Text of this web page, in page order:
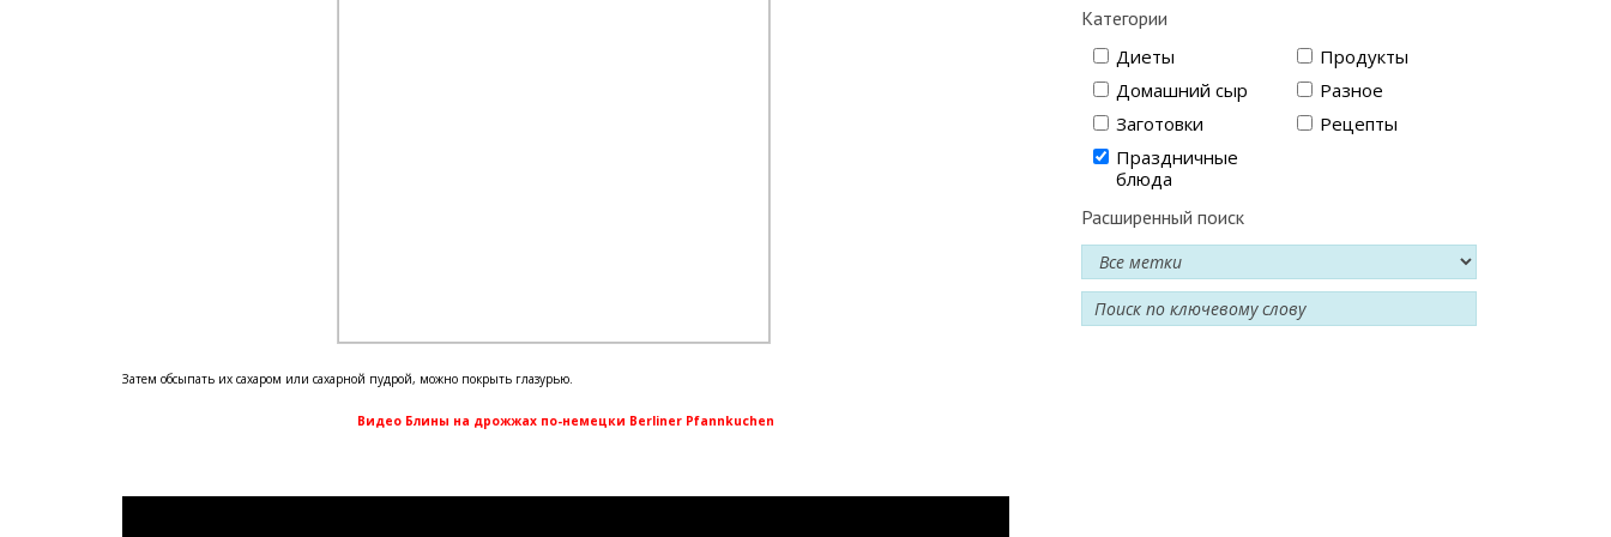
Затем обсыпать их сахаром или сахарной пудрой, можно покрыть глазурью.
Видео Блины на дрожжах по-немецки Berliner Pfannkuchen
Категории
Диеты
Домашний сыр
Заготовки
Праздничные
блюда
Продукты
Разное
Рецепты
Расширенный поиск